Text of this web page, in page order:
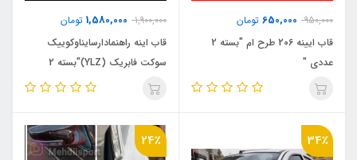
950,000
650,000 تومان
قاب ایینه 206 طرح ام "بسته 2
عددی "
1,900,000
1,580,000 تومان
قاب اینه راهنمادارسایناوکوییک
سوکت فابریک (YLZ)"بسته 2
عددی "
34٪ 24٪